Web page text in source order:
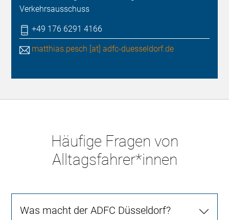
Verkehrsausschuss
+49 176 6291 4166
matthias.pesch [at] adfc-duesseldorf.de
Häufige Fragen von
Alltagsfahrer*innen
Was macht der ADFC Düsseldorf?